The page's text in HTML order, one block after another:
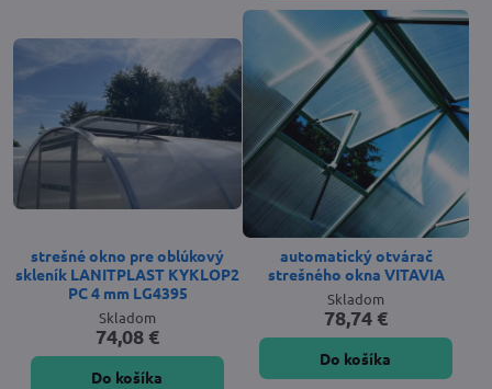
strešné okno pre oblúkový
skleník LANITPLAST KYKLOP2
PC 4 mm LG4395
Skladom
74,08 €
Do košíka
automatický otvárač
strešného okna VITAVIA
Skladom
78,74 €
Do košíka